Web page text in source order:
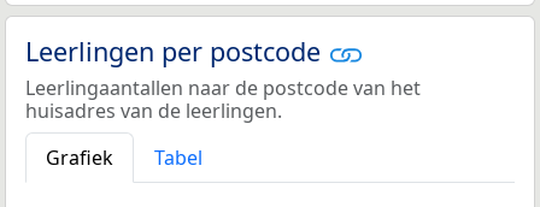
Leerlingen per postcode
Leerlingaantallen naar de postcode van het
huisadres van de leerlingen.
Grafiek
Tabel